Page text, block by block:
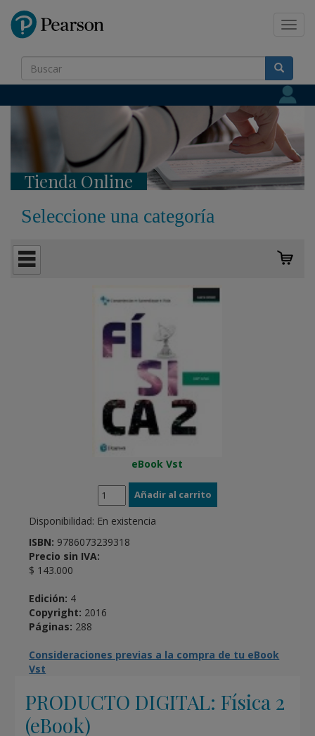
Tienda Online
Seleccione una categoría
eBook Vst
Disponibilidad: En existencia
ISBN: 9786073239318
Precio sin IVA:
$ 143.000
Edición: 4
Copyright: 2016
Páginas: 288
Consideraciones previas a la compra de tu eBook
Vst
PRODUCTO DIGITAL: Física 2
(eBook)